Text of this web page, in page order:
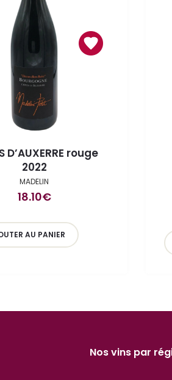
D’AUXERRE rouge
2022
MADELIN
18.10€
AU PANIER
Nos vins par